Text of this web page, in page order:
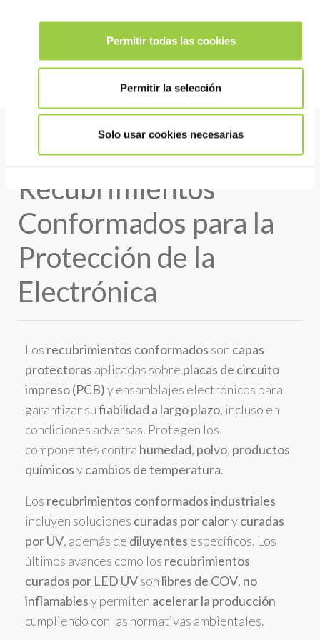
Permitir todas las cookies
Permitir la selección
Solo usar cookies necesarias
Otras soluciones de recubrimiento
Guía de
Recubrimientos
Conformados para la
Protección de la
Electrónica
Los recubrimientos conformados son capas
protectoras aplicadas sobre placas de circuito
impreso (PCB)y ensamblajes electrónicos para
garantizar sufiabilidad a largo plazo, incluso en
condiciones adversas. Protegen los
componentes contra humedad, polvo, productos
químicosycambios de temperatura.
Los recubrimientos conformados industriales
incluyen soluciones curadas por calorycuradas
por UV, además de diluyentes específicos. Los
últimos avances como los recubrimientos
curados por LED UVson libres de COV, no
inflamablesy permiten acelerar la producción
cumpliendo con las normativas ambientales.